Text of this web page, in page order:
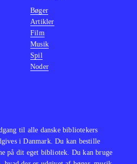
til alle danske bibliotekers
i Danmark. Du kan bestille
på dit eget bibliotek. Du kan bruge
Bøger
Artikler
Film
Musik
Spil
Noder